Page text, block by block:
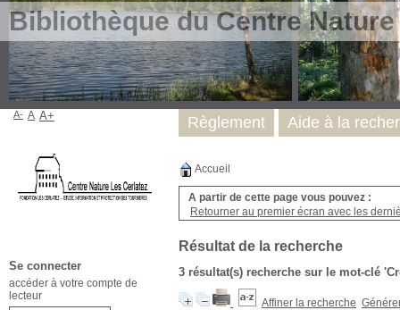
Bibliothèque du Centre
Accueil
A partir de cette page vous pouvez :
Retourner au premier écran avec les
Résultat de la recherche
3 résultat(s) recherche sur le mot-clé
Affiner la recherche
Règlement Aide à la
A- A A+
Se connecter
accéder à votre compte de
lecteur